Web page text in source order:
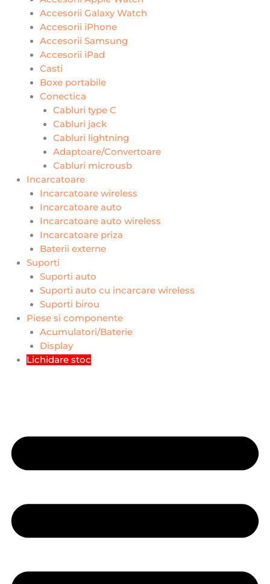
Accesorii Galaxy Watch
Accesorii iPhone
Accesorii Samsung
Accesorii iPad
Casti
Boxe portabile
Conectica
Cabluri type C
Cabluri jack
Cabluri lightning
Adaptoare/Convertoare
Cabluri microusb
Incarcatoare
Incarcatoare wireless
Incarcatoare auto
Incarcatoare auto wireless
Incarcatoare priza
Baterii externe
Suporti
Suporti auto
Suporti auto cu incarcare wireless
Suporti birou
Piese si componente
Acumulatori/Baterie
Display
Lichidare stoc